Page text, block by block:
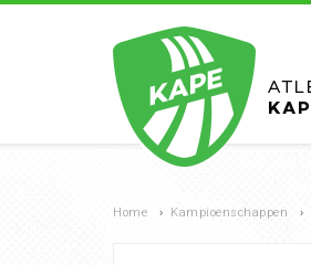
Home › Kampioenschappen ›